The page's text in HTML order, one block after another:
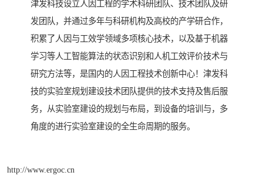
津发科技设立人因工程的学术科研团队、技术团队及研
发团队，并通过多年与科研机构及高校的产学研合作，
积累了人因与工效学领域多项核心技术，以及基于机器
学习等人工智能算法的状态识别和人机工效评价技术与
研究方法等，是国内的人因工程技术创新中心！津发科
技的实验室规划建设技术团队提供的技术支持及售后服
务，从实验室建设的规划与布局，到设备的培训与，多
角度的进行实验室建设的全生命周期的服务。
http://www.ergoc.cn